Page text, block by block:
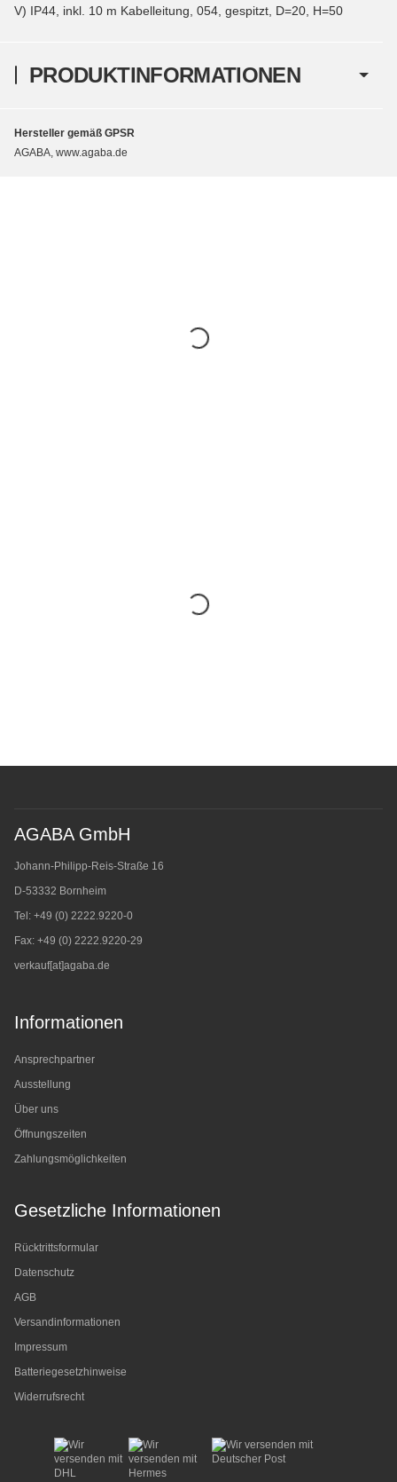
PRODUKTINFORMATIONEN
V) IP44, inkl. 10 m Kabelleitung, 054, gespitzt, D=20, H=50
Hersteller gemäß GPSR
AGABA, www.agaba.de
AGABA GmbH
Johann-Philipp-Reis-Straße 16
D-53332 Bornheim
Tel: +49 (0) 2222.9220-0
Fax: +49 (0) 2222.9220-29
verkauf[at]agaba.de
Informationen
Ansprechpartner
Ausstellung
Über uns
Öffnungszeiten
Zahlungsmöglichkeiten
Gesetzliche Informationen
Rücktrittsformular
Datenschutz
AGB
Versandinformationen
Impressum
Batteriegesetzhinweise
Widerrufsrecht